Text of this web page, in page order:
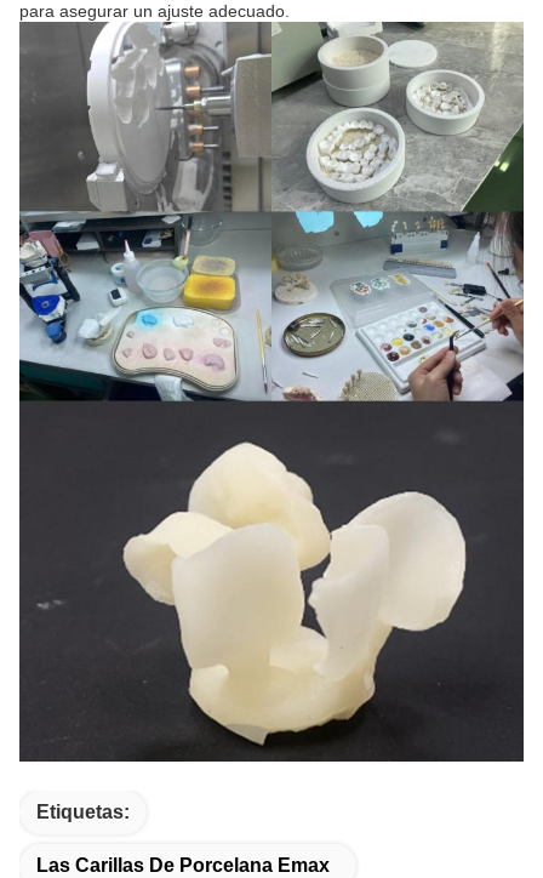
para asegurar un ajuste adecuado.
Etiquetas:
Las Carillas De Porcelana Emax